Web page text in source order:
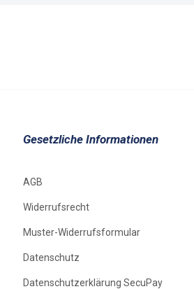
Gesetzliche Informationen
AGB
Widerrufsrecht
Muster-Widerrufsformular
Datenschutz
Datenschutzerklärung SecuPay